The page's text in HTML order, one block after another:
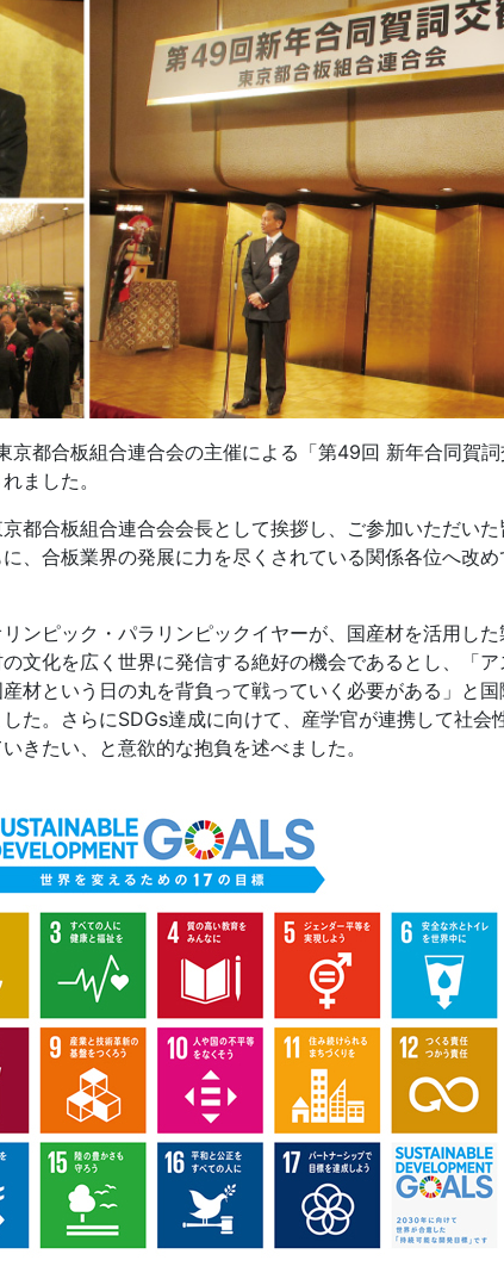
京都合板組合連合会の主催による「第49回 新年合同賀詞
ました。
都合板組合連合会会長として挨拶し、ご参加いただい
、合板業界の発展に力を尽くされている関係各位へ改め
ンピック・パラリンピックイヤーが、国産材を活用した
文化を広く世界に発信する絶好の機会であるとし、「ア
材という日の丸を背負って戦っていく必要がある」と国
た。さらにSDGs達成に向けて、産学官が連携して社会
きたい、と意欲的な抱負を述べました。